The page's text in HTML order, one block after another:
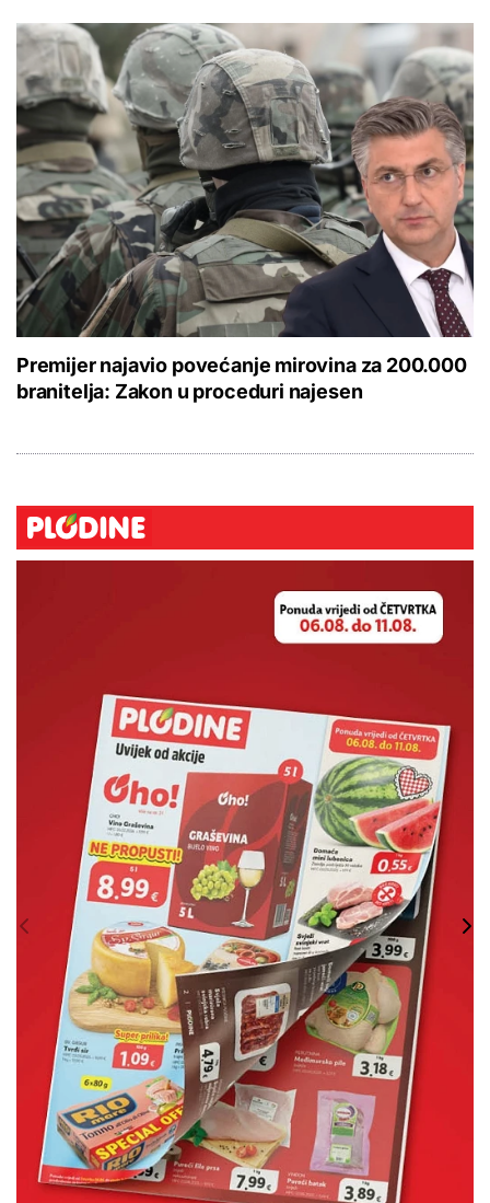
Premijer najavio povećanje mirovina za 200.000
branitelja: Zakon u proceduri najesen